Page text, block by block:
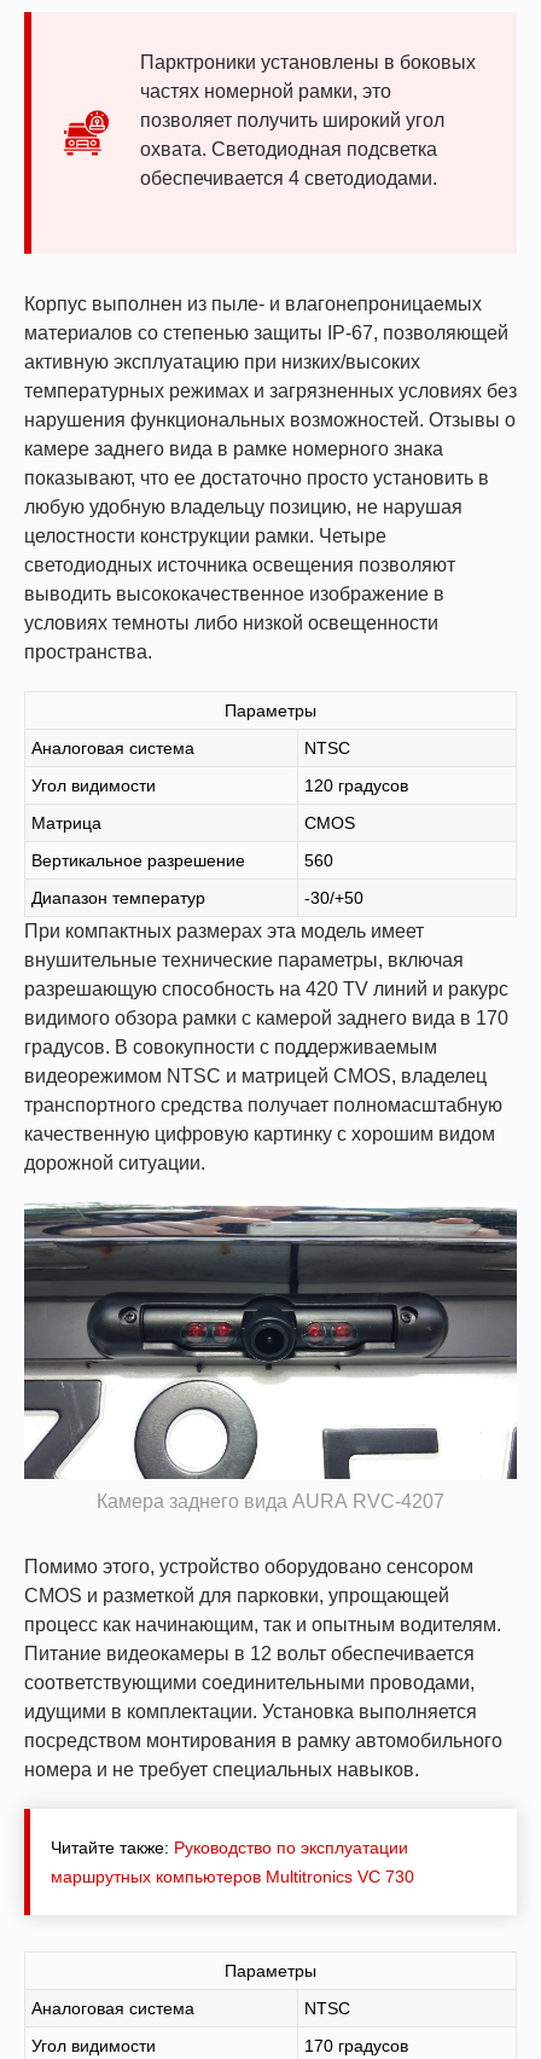
Парктроники установлены в боковых
частях номерной рамки, это
позволяет получить широкий угол
охвата. Светодиодная подсветка
обеспечивается 4 светодиодами.
Корпус выполнен из пыле- и влагонепроницаемых
материалов со степенью защиты IP-67, позволяющей
активную эксплуатацию при низких/высоких
температурных режимах и загрязненных условиях без
нарушения функциональных возможностей. Отзывы о
камере заднего вида в рамке номерного знака
показывают, что ее достаточно просто установить в
любую удобную владельцу позицию, не нарушая
целостности конструкции рамки. Четыре
светодиодных источника освещения позволяют
выводить высококачественное изображение в
условиях темноты либо низкой освещенности
пространства.
Параметры
Аналоговая система
NTSC
Угол видимости
120 градусов
Матрица
CMOS
Вертикальное разрешение
560
Диапазон температур
-30/+50
При компактных размерах эта модель имеет
внушительные технические параметры, включая
разрешающую способность на 420 TV линий и ракурс
видимого обзора рамки с камерой заднего вида в 170
градусов. В совокупности с поддерживаемым
видеорежимом NTSC и матрицей CMOS, владелец
транспортного средства получает полномасштабную
качественную цифровую картинку с хорошим видом
дорожной ситуации.
Камера заднего вида AURA RVC-4207
Помимо этого, устройство оборудовано сенсором
CMOS и разметкой для парковки, упрощающей
процесс как начинающим, так и опытным водителям.
Питание видеокамеры в 12 вольт обеспечивается
соответствующими соединительными проводами,
идущими в комплектации. Установка выполняется
посредством монтирования в рамку автомобильного
номера и не требует специальных навыков.
Читайте также: Руководство по эксплуатации
маршрутных компьютеров Мultitronics VC 730
Параметры
Аналоговая система
NTSC
Угол видимости
170 градусов